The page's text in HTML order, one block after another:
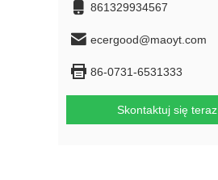
861329934567
ecergood@maoyt.com
86-0731-6531333
Skontaktuj się teraz